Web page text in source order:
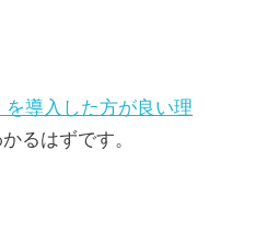
を導入した方が良い理
るはずです。